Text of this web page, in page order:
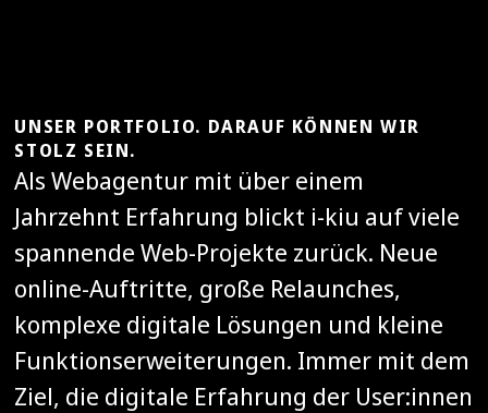
UNSER PORTFOLIO. DARAUF KÖNNEN WIR
STOLZ SEIN.
Als Webagentur mit über einem
Jahrzehnt Erfahrung blickt i-kiu auf viele
spannende Web-Projekte zurück. Neue
online-Auftritte, große Relaunches,
komplexe digitale Lösungen und kleine
Funktionserweiterungen. Immer mit dem
Ziel, die digitale Erfahrung der User:innen